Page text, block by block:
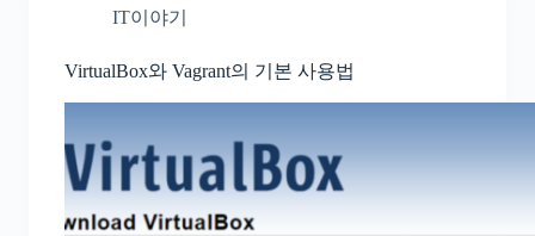
IT이야기
VirtualBox와 Vagrant의 기본 사용법